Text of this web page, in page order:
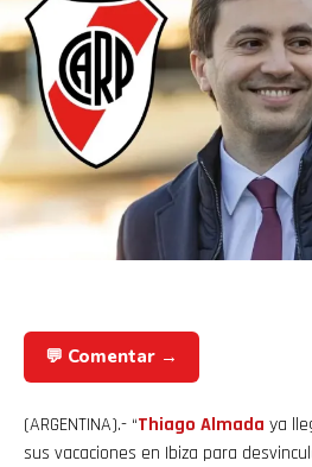
💬 Comentar →
(ARGENTINA).- “Thiago Almada ya
sus vacaciones en Ibiza para